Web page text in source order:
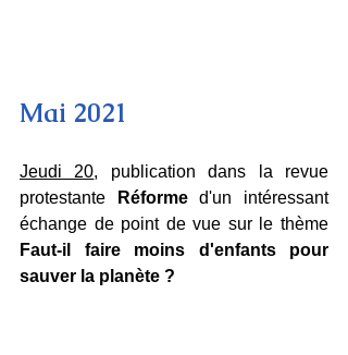
Mai 2021
Jeudi 20, publication dans la revue
protestante
Réforme d'un intéressant
Faut-il faire moins d'enfants pour
sauver la planète ?